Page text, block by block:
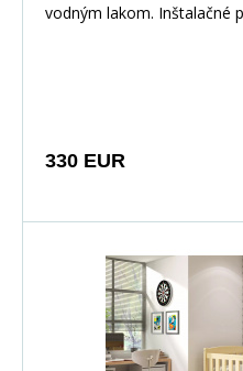
vodným lakom. Inštalačné
330 EUR